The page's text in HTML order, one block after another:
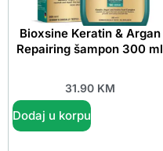
Bioxsine Keratin & Argan
Repairing šampon 300 ml
31.90 KM
Dodaj u korpu